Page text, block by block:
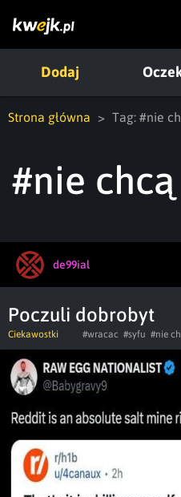
Dodaj
Strona główna Tag: #nie
#nie chcą
de99ial
Poczuli dobrobyt
Ciekawostki #wracac #syfu #nie